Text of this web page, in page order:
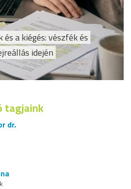
a kiégés: vészfék és
idején
tagjaink
dr.